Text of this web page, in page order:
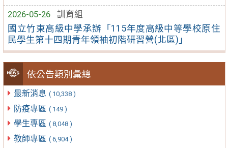
2026-05-26
訓育組
國立竹東高級中學承辦「115年度高級中等學校原住
民學生第十四期青年領袖初階研習營(北區)」
依公告類別彙總
最新消息 ( 10,338 )
防疫專區 ( 149 )
學生專區 ( 8,048 )
教師專區 ( 6,904 )